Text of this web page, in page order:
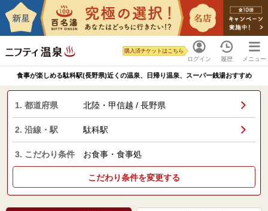
ログイン
購入済チケットはこちら
履歴 メニュー
食事が楽しめる駄科駅(長野県)近くの温泉、日帰り温泉、スーパー銭湯おすすめ
1. 都道府県 北陸・甲信越 / 長野県
2. 沿線・駅 駄科駅
3. こだわり条件 お食事・食事処
こだわり条件を変更する